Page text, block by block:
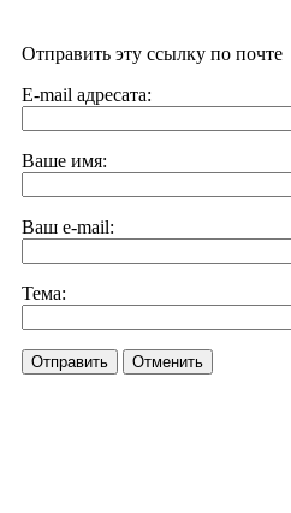
Отправить эту ссылку по почте
E-mail адресата:
Ваше имя:
Ваш e-mail:
Тема:
Отправить Отменить